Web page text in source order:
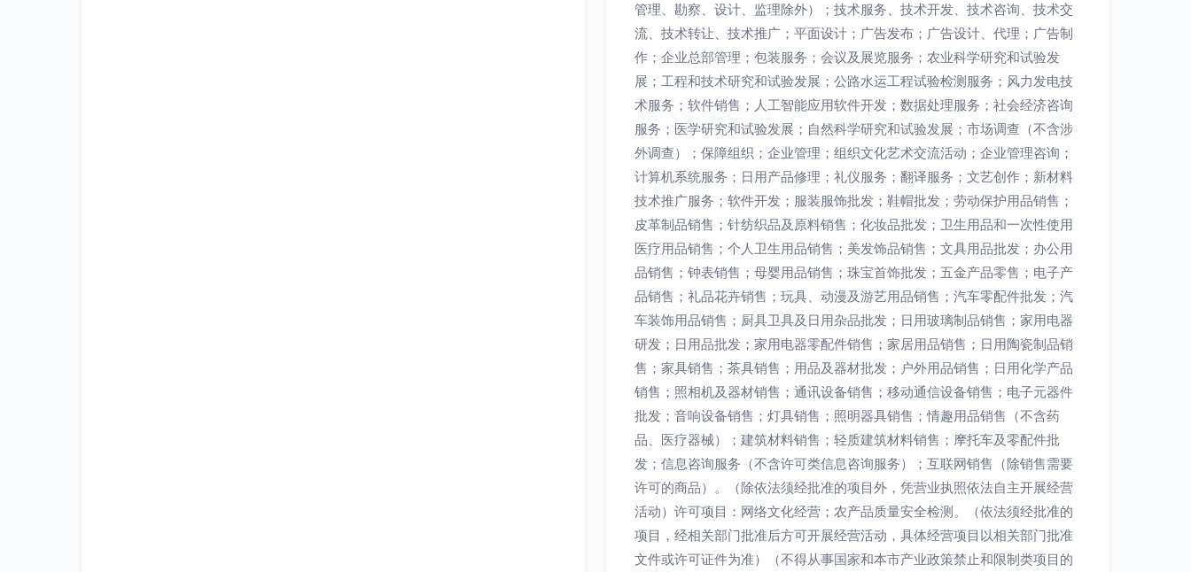
管理、勘察、设计、监理除外）；技术服务、技术开发、技术咨询、技术交
流、技术转让、技术推广；平面设计；广告发布；广告设计、代理；广告制
作；企业总部管理；包装服务；会议及展览服务；农业科学研究和试验发
展；工程和技术研究和试验发展；公路水运工程试验检测服务；风力发电技
术服务；软件销售；人工智能应用软件开发；数据处理服务；社会经济咨询
服务；医学研究和试验发展；自然科学研究和试验发展；市场调查（不含涉
外调查）；保障组织；企业管理；组织文化艺术交流活动；企业管理咨询；
计算机系统服务；日用产品修理；礼仪服务；翻译服务；文艺创作；新材料
技术推广服务；软件开发；服装服饰批发；鞋帽批发；劳动保护用品销售；
皮革制品销售；针纺织品及原料销售；化妆品批发；卫生用品和一次性使用
医疗用品销售；个人卫生用品销售；美发饰品销售；文具用品批发；办公用
品销售；钟表销售；母婴用品销售；珠宝首饰批发；五金产品零售；电子产
品销售；礼品花卉销售；玩具、动漫及游艺用品销售；汽车零配件批发；汽
车装饰用品销售；厨具卫具及日用杂品批发；日用玻璃制品销售；家用电器
研发；日用品批发；家用电器零配件销售；家居用品销售；日用陶瓷制品销
售；家具销售；茶具销售；用品及器材批发；户外用品销售；日用化学产品
销售；照相机及器材销售；通讯设备销售；移动通信设备销售；电子元器件
批发；音响设备销售；灯具销售；照明器具销售；情趣用品销售（不含药
品、医疗器械）；建筑材料销售；轻质建筑材料销售；摩托车及零配件批
发；信息咨询服务（不含许可类信息咨询服务）；互联网销售（除销售需要
许可的商品）。（除依法须经批准的项目外，凭营业执照依法自主开展经营
活动）许可项目：网络文化经营；农产品质量安全检测。（依法须经批准的
项目，经相关部门批准后方可开展经营活动，具体经营项目以相关部门批准
文件或许可证件为准）（不得从事国家和本市产业政策禁止和限制类项目的